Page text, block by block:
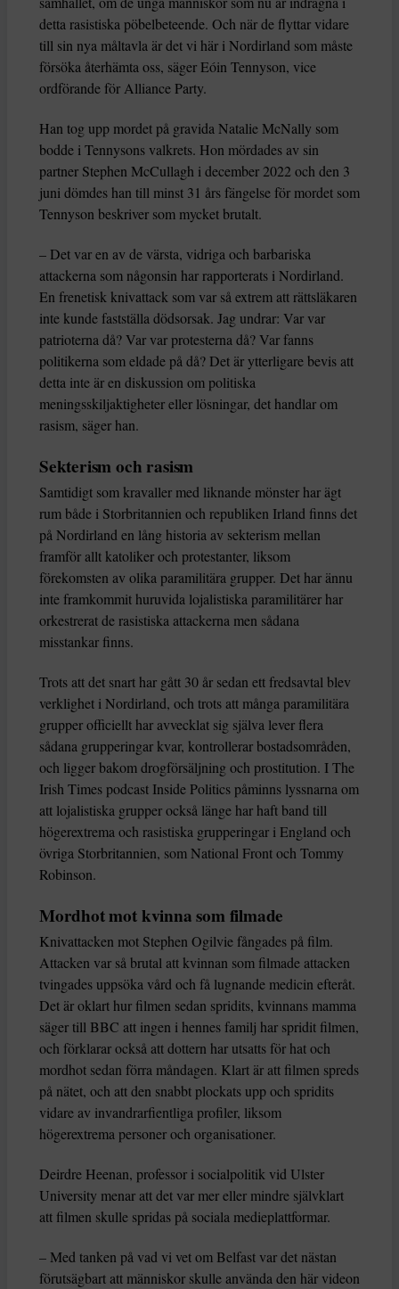
detta rasistiska pöbelbeteende. Och när de flyttar vidare
till sin nya måltavla är det vi här i Nordirland som måste
försöka återhämta oss, säger Eóin Tennyson, vice
ordförande för Alliance Party.
Han tog upp mordet på gravida Natalie McNally som
bodde i Tennysons valkrets. Hon mördades av sin
partner Stephen McCullagh i december 2022 och den 3
juni dömdes han till minst 31 års fängelse för mordet som
Tennyson beskriver som mycket brutalt.
– Det var en av de värsta, vidriga och barbariska
attackerna som någonsin har rapporterats i Nordirland.
En frenetisk knivattack som var så extrem att rättsläkaren
inte kunde fastställa dödsorsak. Jag undrar: Var var
patrioterna då? Var var protesterna då? Var fanns
politikerna som eldade på då? Det är ytterligare bevis att
detta inte är en diskussion om politiska
meningsskiljaktigheter eller lösningar, det handlar om
rasism, säger han.
Sekterism och rasism
Samtidigt som kravaller med liknande mönster har ägt
rum både i Storbritannien och republiken Irland finns det
på Nordirland en lång historia av sekterism mellan
framför allt katoliker och protestanter, liksom
förekomsten av olika paramilitära grupper. Det har ännu
inte framkommit huruvida lojalistiska paramilitärer har
orkestrerat de rasistiska attackerna men sådana
misstankar finns.
Trots att det snart har gått 30 år sedan ett fredsavtal blev
verklighet i Nordirland, och trots att många paramilitära
grupper officiellt har avvecklat sig själva lever flera
sådana grupperingar kvar, kontrollerar bostadsområden,
och ligger bakom drogförsäljning och prostitution. I The
Irish Times podcast Inside Politics påminns lyssnarna om
att lojalistiska grupper också länge har haft band till
högerextrema och rasistiska grupperingar i England och
övriga Storbritannien, som National Front och Tommy
Robinson.
Mordhot mot kvinna som filmade
Knivattacken mot Stephen Ogilvie fångades på film.
Attacken var så brutal att kvinnan som filmade attacken
tvingades uppsöka vård och få lugnande medicin efteråt.
Det är oklart hur filmen sedan spridits, kvinnans mamma
säger till BBC att ingen i hennes familj har spridit filmen,
och förklarar också att dottern har utsatts för hat och
mordhot sedan förra måndagen. Klart är att filmen spreds
på nätet, och att den snabbt plockats upp och spridits
vidare av invandrarfientliga profiler, liksom
högerextrema personer och organisationer.
Deirdre Heenan, professor i socialpolitik vid Ulster
University menar att det var mer eller mindre självklart
att filmen skulle spridas på sociala medieplattformar.
– Med tanken på vad vi vet om Belfast var det nästan
förutsägbart att människor skulle använda den här videon